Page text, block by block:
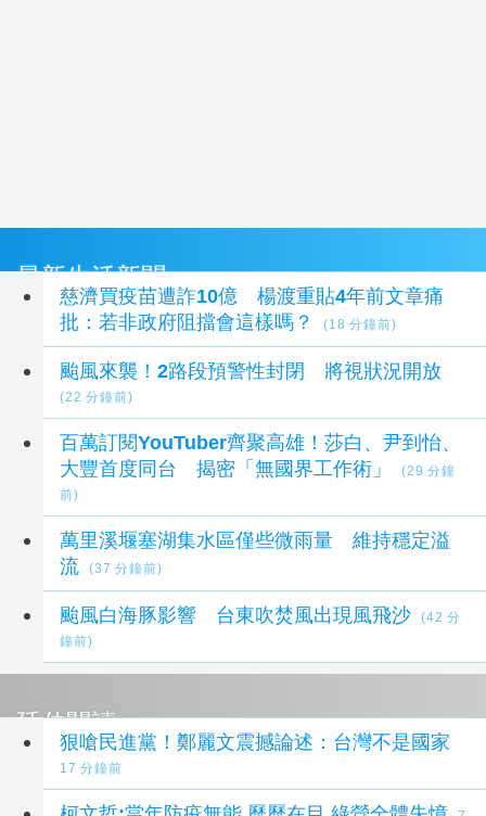
最新生活新聞
慈濟買疫苗遭詐10億 楊渡重貼4年前文章痛
批：若非政府阻擋會這樣嗎？
(18 分鐘前)
颱風來襲！2路段預警性封閉 將視狀況開放
(22 分鐘前)
百萬訂閱YouTuber齊聚高雄！莎白、尹到怡、
大豐首度同台 揭密「無國界工作術」
(29 分鐘
前)
萬里溪堰塞湖集水區僅些微雨量 維持穩定溢
流
(37 分鐘前)
颱風白海豚影響 台東吹焚風出現風飛沙
(42 分
鐘前)
延伸閱讀
狠嗆民進黨！鄭麗文震撼論述：台灣不是國家
17 分鐘前